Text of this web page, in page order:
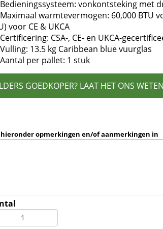
Bedieningssysteem: vonkontsteking met
Maximaal warmtevermogen: 60,000 BTU
voor CE & UKCA
Certificering: CSA-, CE- en UKCA-
Vulling: 13.5 kg Caribbean blue vuurglas
Aantal per pallet: 1 stuk
GOEDKOPER? LAAT HET ONS WETEN
opmerkingen en/of aanmerkingen in